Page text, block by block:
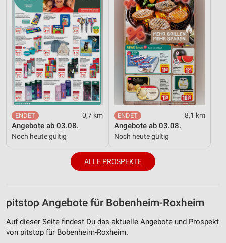
0,7 km
Angebote ab 03.08.
Noch heute gültig
8,1 km
Angebote ab 03.08.
Noch heute gültig
ALLE PROSPEKTE
pitstop Angebote für Bobenheim-Roxheim
Auf dieser Seite findest Du das aktuelle Angebote und Prospekt
von pitstop für Bobenheim-Roxheim.